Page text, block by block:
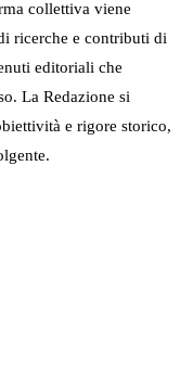
collettiva viene
ricerche e contributi di
editoriali che
La Redazione si
e rigore storico,